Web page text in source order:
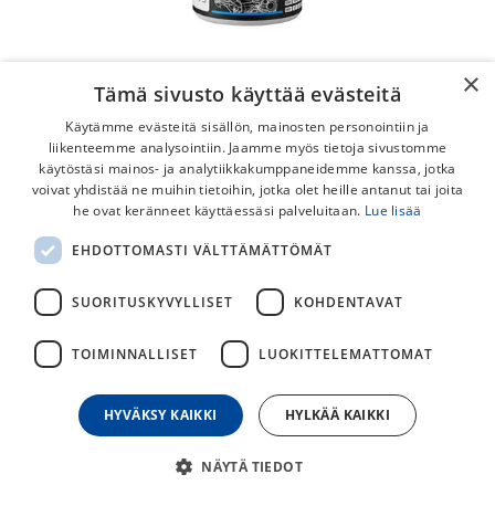
Shimano Shadow RD+ Rasva
Shimanon Shadow RD+ takavaihtajien vakaajille suunniteltu
15,50
päivän alin hinta
×
Tämä sivusto käyttää evästeitä
Käytämme evästeitä sisällön, mainosten personointiin ja
liikenteemme analysointiin. Jaamme myös tietoja sivustomme
käytöstäsi mainos- ja analytiikkakumppaneidemme kanssa, jotka
voivat yhdistää ne muihin tietoihin, jotka olet heille antanut tai joita
he ovat keränneet käyttäessäsi palveluitaan. Lue lisää
EHDOTTOMASTI VÄLTTÄMÄTTÖMÄT
SUORITUSKYVYLLISET KOHDENTAVAT
TOIMINNALLISET LUOKITTELEMATTOMAT
HYVÄKSY KAIKKI HYLKÄÄ KAIKKI
NÄYTÄ TIEDOT